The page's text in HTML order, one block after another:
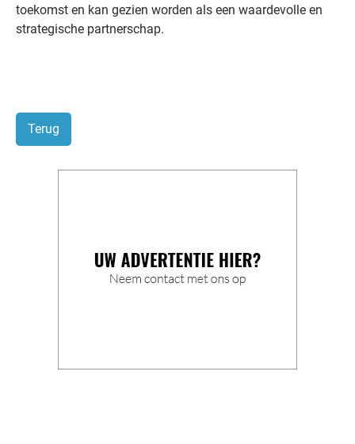
toekomst en kan gezien worden als een waardevolle en
strategische partnerschap.
Terug